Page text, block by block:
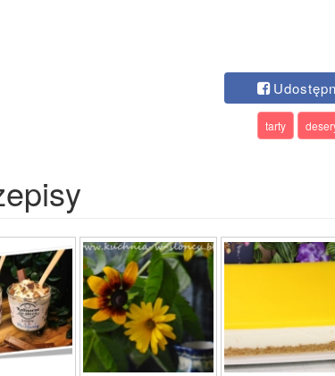
tarty